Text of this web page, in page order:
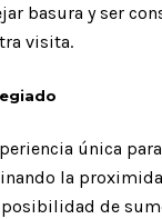
basura y ser
visita.
única
la
de